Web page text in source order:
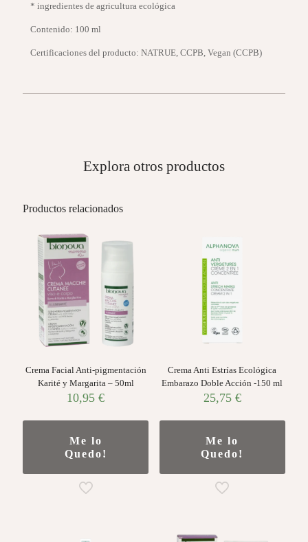
* ingredientes de agricultura ecológica
Contenido: 100 ml
Certificaciones del producto: NATRUE, CCPB, Vegan (CCPB)
Explora otros productos
Productos relacionados
Crema Facial Anti-pigmentación
Karité y Margarita – 50ml
10,95€
Me lo
Quedo!
Crema Anti Estrías Ecológica
Embarazo Doble Acción -150 ml
25,75 €
Me lo
Quedo!